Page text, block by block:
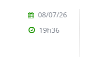
08/07/26
19h36